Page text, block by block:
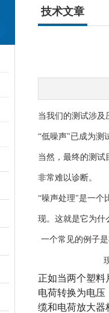
技术文章
当我们的测试涉及
“低噪声"已成为测
当然，最终的测试
非常难以诊断。
“噪声处理"是一个
现。这就是它为什
一个常见的例子
正如当两个塑
电荷转换为电
缆和电荷放大器